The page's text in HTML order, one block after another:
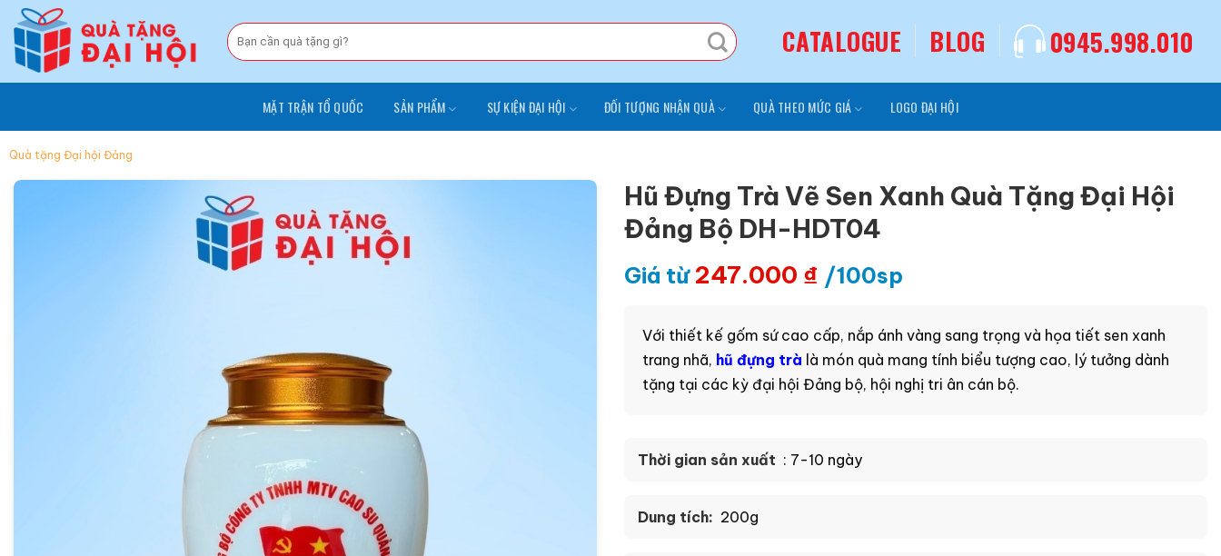
Chuyển
đến
nội
dung
Tìm
kiếm:
CATALOGUE BLOG 0945.998.010
MẶT TRẬN TỔ QUỐC SẢN PHẨM SỰ KIỆN ĐẠI HỘI ĐỐI TƯỢNG NHẬN QUÀ QUÀ THEO MỨC GIÁ LOGO ĐẠI HỘI
Quà tặng Đại hội Đảng
Hũ Đựng Trà Vẽ Sen Xanh Quà Tặng Đại Hội
Đảng Bộ DH-HDT04
Giá từ 247.000 ₫ /100sp
Với thiết kế gốm sứ cao cấp, nắp ánh vàng sang trọng và họa tiết sen xanh
trang nhã, hũ đựng trà là món quà mang tính biểu tượng cao, lý tưởng dành
tặng tại các kỳ đại hội Đảng bộ, hội nghị tri ân cán bộ.
Thời gian sản xuất : 7-10 ngày
Dung tích: 200g